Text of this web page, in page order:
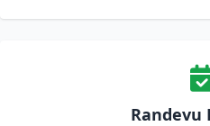
Randevu